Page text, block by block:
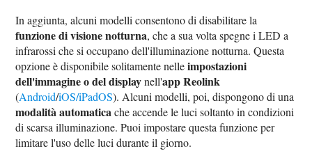
In aggiunta, alcuni modelli consentono di disabilitare la
funzione di visione notturna, che a sua volta spegne i LED a
infrarossi che si occupano dell'illuminazione notturna. Questa
opzione è disponibile solitamente nelleimpostazioni
dell'immagine o del displaynell'app Reolink
(Android/iOS/iPadOS). Alcuni modelli, poi, dispongono di una
modalità automaticache accende le luci soltanto in condizioni
di scarsa illuminazione. Puoi impostare questa funzione per
limitare l'uso delle luci durante il giorno.